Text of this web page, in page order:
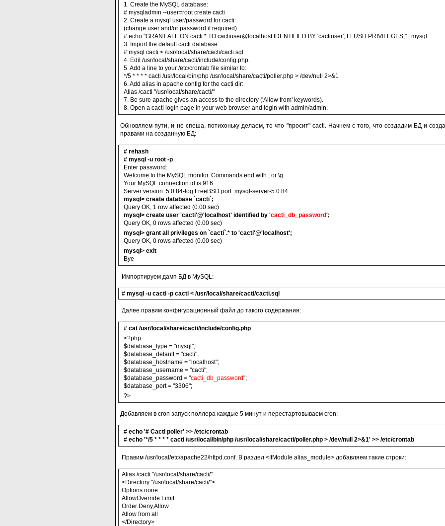
1. Create the MySQL database:
# mysqladmin --user=root create cacti
2. Create a mysql user/password for cacti:
(change user and/or password if required)
# echo "GRANT ALL ON cacti.* TO cactiuser@localhost IDENTIFIED BY 'cactiuser'; FLUSH PRIVILEGES;" | mysql
3. Import the default cacti database:
# mysql cacti < /usr/local/share/cacti/cacti.sql
4. Edit /usr/local/share/cacti/include/config.php.
5. Add a line to your /etc/crontab file similar to:
*/5 * * * * cacti /usr/local/bin/php /usr/local/share/cacti/poller.php > /dev/null 2>&1
6. Add alias in apache config for the cacti dir:
Alias /cacti "/usr/local/share/cacti/"
7. Be sure apache gives an access to the directory ('Allow from' keywords).
8. Open a cacti login page in your web browser and login with admin/admin.
Обновляем пути, и не спеша, потихоньку делаем, то что "просит" cacti. Начнем с того, что создадим БД и
правами на созданную БД:
# rehash
# mysql -u root -p
Enter password:
Welcome to the MySQL monitor. Commands end with ; or \g.
Your MySQL connection id is 916
Server version: 5.0.84-log FreeBSD port: mysql-server-5.0.84
mysql> create database `cacti`;
Query OK, 1 row affected (0.00 sec)
mysql> create user 'cacti'@'localhost' identified by 'cacti_db_password';
Query OK, 0 rows affected (0.00 sec)
mysql> grant all privileges on `cacti`.* to 'cacti'@'localhost';
Query OK, 0 rows affected (0.00 sec)
mysql> exit
Bye
Импортируем дамп БД в MySQL:
# mysql -u cacti -p cacti < /usr/local/share/cacti/cacti.sql
Далее правим конфигурационный файл до такого содержания:
# cat /usr/local/share/cacti/include/config.php
<?php
$database_type = "mysql";
$database_default = "cacti";
$database_hostname = "localhost";
$database_username = "cacti";
$database_password = "cacti_db_password";
$database_port = "3306";
?>
Добавляем в cron запуск поллера каждые 5 минут и перестартовываем cron:
# echo '# Cacti poller' >> /etc/crontab
# echo '*/5 * * * * cacti /usr/local/bin/php /usr/local/share/cacti/poller.php > /dev/null 2>&1' >> /etc/crontab
Правим /usr/local/etc/apache22/httpd.conf. В раздел <IfModule alias_module> добавляем такие строки:
Alias /cacti "/usr/local/share/cacti/"
<Directory "/usr/local/share/cacti/">
Options none
AllowOverride Limit
Order Deny,Allow
Allow from all
</Directory>